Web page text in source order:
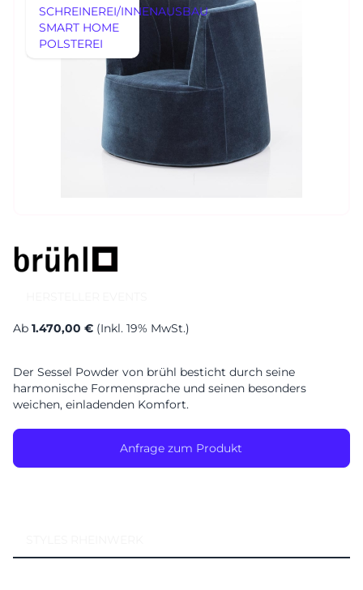
SCHREINEREI/INNENAUSBAU
SMART HOME
POLSTEREI
UNSERE EXPERTISE
UNSERE EXPERTISE
REFERENZEN
AUSSTELLUNGSSTÜCKE
AUSSTELLUNGSSTÜCKE
MÖBEL
MÖBEL
Ab 1.470,00 € (Inkl. 19% MwSt.)
Der Sessel Powder von brühl besticht durch seine
harmonische Formensprache und seinen besonders
weichen, einladenden Komfort.
Anfrage zum Produkt
0 22 23 - 91 89 0
Montag geschlossen